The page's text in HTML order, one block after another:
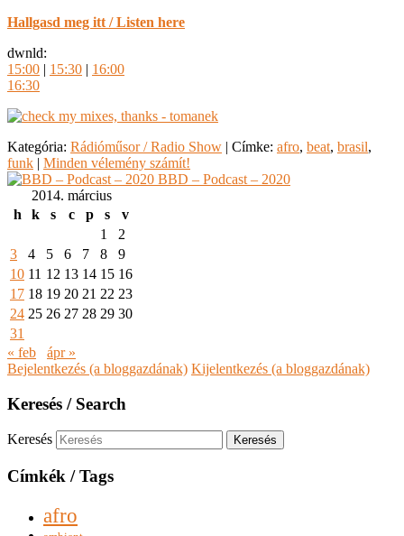
Hallgasd meg itt / Listen here
dwnld:
15:00 | 15:30 | 16:00
16:30
Kategória: Rádióműsor / Radio Show | Címke: afro, beat, brasil,
funk | Minden vélemény számít!
BBD – Podcast – 2020
2014. március
h
k s c p s
v
1
2
3
4 5 6 7 8
9
10 11 12 13 14 15 16
17 18 19 20 21 22 23
24 25 26 27 28 29 30
31
« feb
ápr »
Bejelentkezés (a bloggazdának) Kijelentkezés (a bloggazdának)
Keresés / Search
Keresés
Címkék / Tags
afro